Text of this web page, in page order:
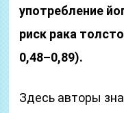
употребление
риск рака
0,48–0,89).
Здесь авторы